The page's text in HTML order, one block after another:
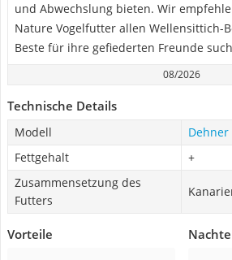
und Abwechslung bieten. Wir
Nature Vogelfutter allen Wellensittich-
Beste für ihre gefiederten Freunde
08/2026
Technische Details
Modell
Fettgehalt
+
Zusammensetzung des
Futters
Vorteile